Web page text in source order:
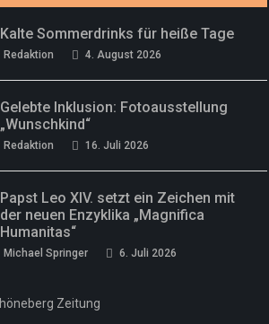
Kalte Sommerdrinks für heiße Tage
Redaktion 4. August 2026
Gelebte Inklusion: Fotoausstellung
„Wunschkind“
Redaktion 16. Juli 2026
Papst Leo XIV. setzt ein Zeichen mit
der neuen Enzyklika „Magnifica
Humanitas“
Michael Springer 6. Juli 2026